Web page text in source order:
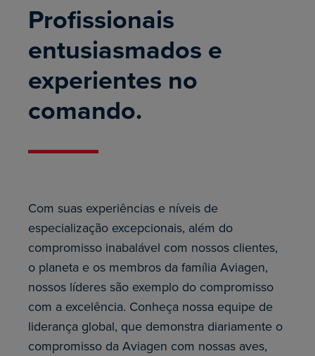
Profissionais
entusiasmados e
experientes no
comando.
Com suas experiências e níveis de
especialização excepcionais, além do
compromisso inabalável com nossos clientes,
o planeta e os membros da família Aviagen,
nossos líderes são exemplo do compromisso
com a excelência. Conheça nossa equipe de
liderança global, que demonstra diariamente o
compromisso da Aviagen com nossas aves,